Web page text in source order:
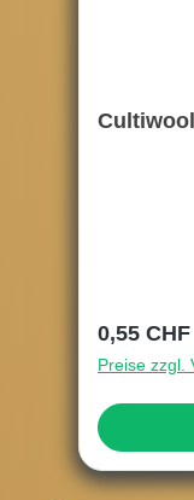
Regulärer
0,55 CHF
Preise zzgl.